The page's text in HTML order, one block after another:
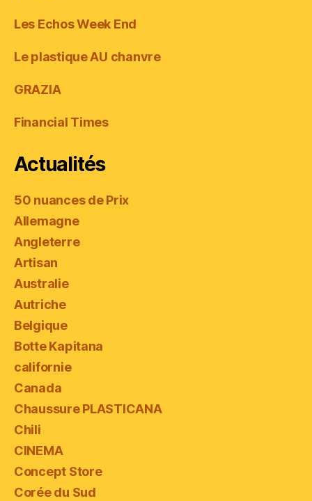
Les Echos Week End
Le plastique AU chanvre
GRAZIA
Financial Times
Actualités
50 nuances de Prix
Allemagne
Angleterre
Artisan
Australie
Autriche
Belgique
Botte Kapitana
californie
Canada
Chaussure PLASTICANA
Chili
CINEMA
Concept Store
Corée du Sud